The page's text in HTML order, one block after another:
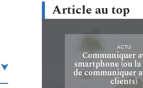
Article au top
ACTU
Communiquer
smartphone (ou
de communiquer
clients)